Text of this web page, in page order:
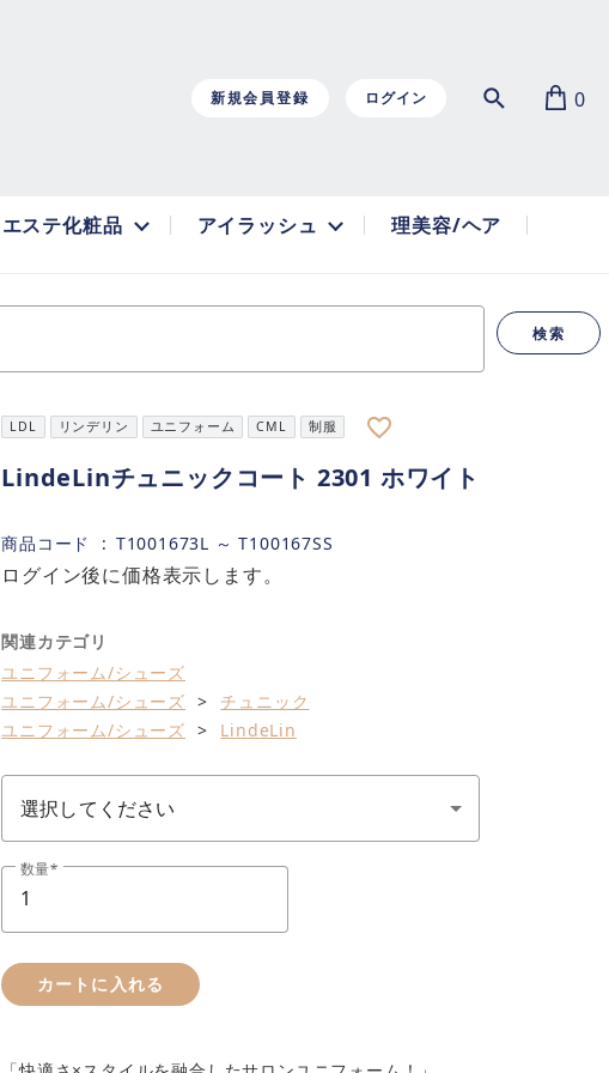
新規会員登録 ログイン 0
エステ化粧品 アイラッシュ 理美容/ヘア
検索
LDL リンデリン ユニフォーム CML 制服 favorite_border
LindeLinチュニックコート 2301 ホワイト
商品コード T1001673L ～ T100167SS
ログイン後に価格表示します。
関連カテゴリ
ユニフォーム/シューズ
ユニフォーム/シューズ
チュニック
ユニフォーム/シューズ
LindeLin
数量
カートに入れる